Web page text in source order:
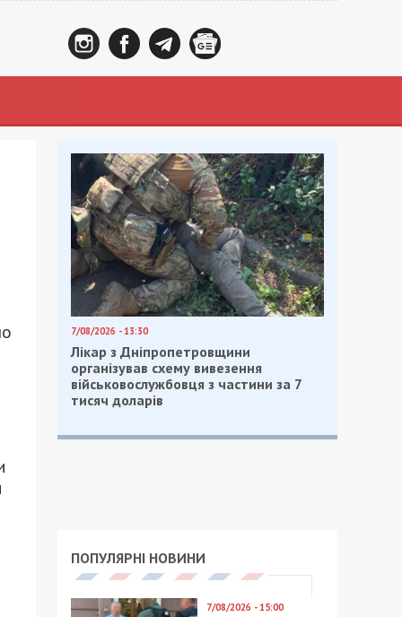
7/08/2026 - 13:30
Лікар з Дніпропетровщини
організував схему вивезення
військовослужбовця з частини за 7
тисяч доларів
ПОПУЛЯРНІ НОВИНИ
7/08/2026 - 15:00